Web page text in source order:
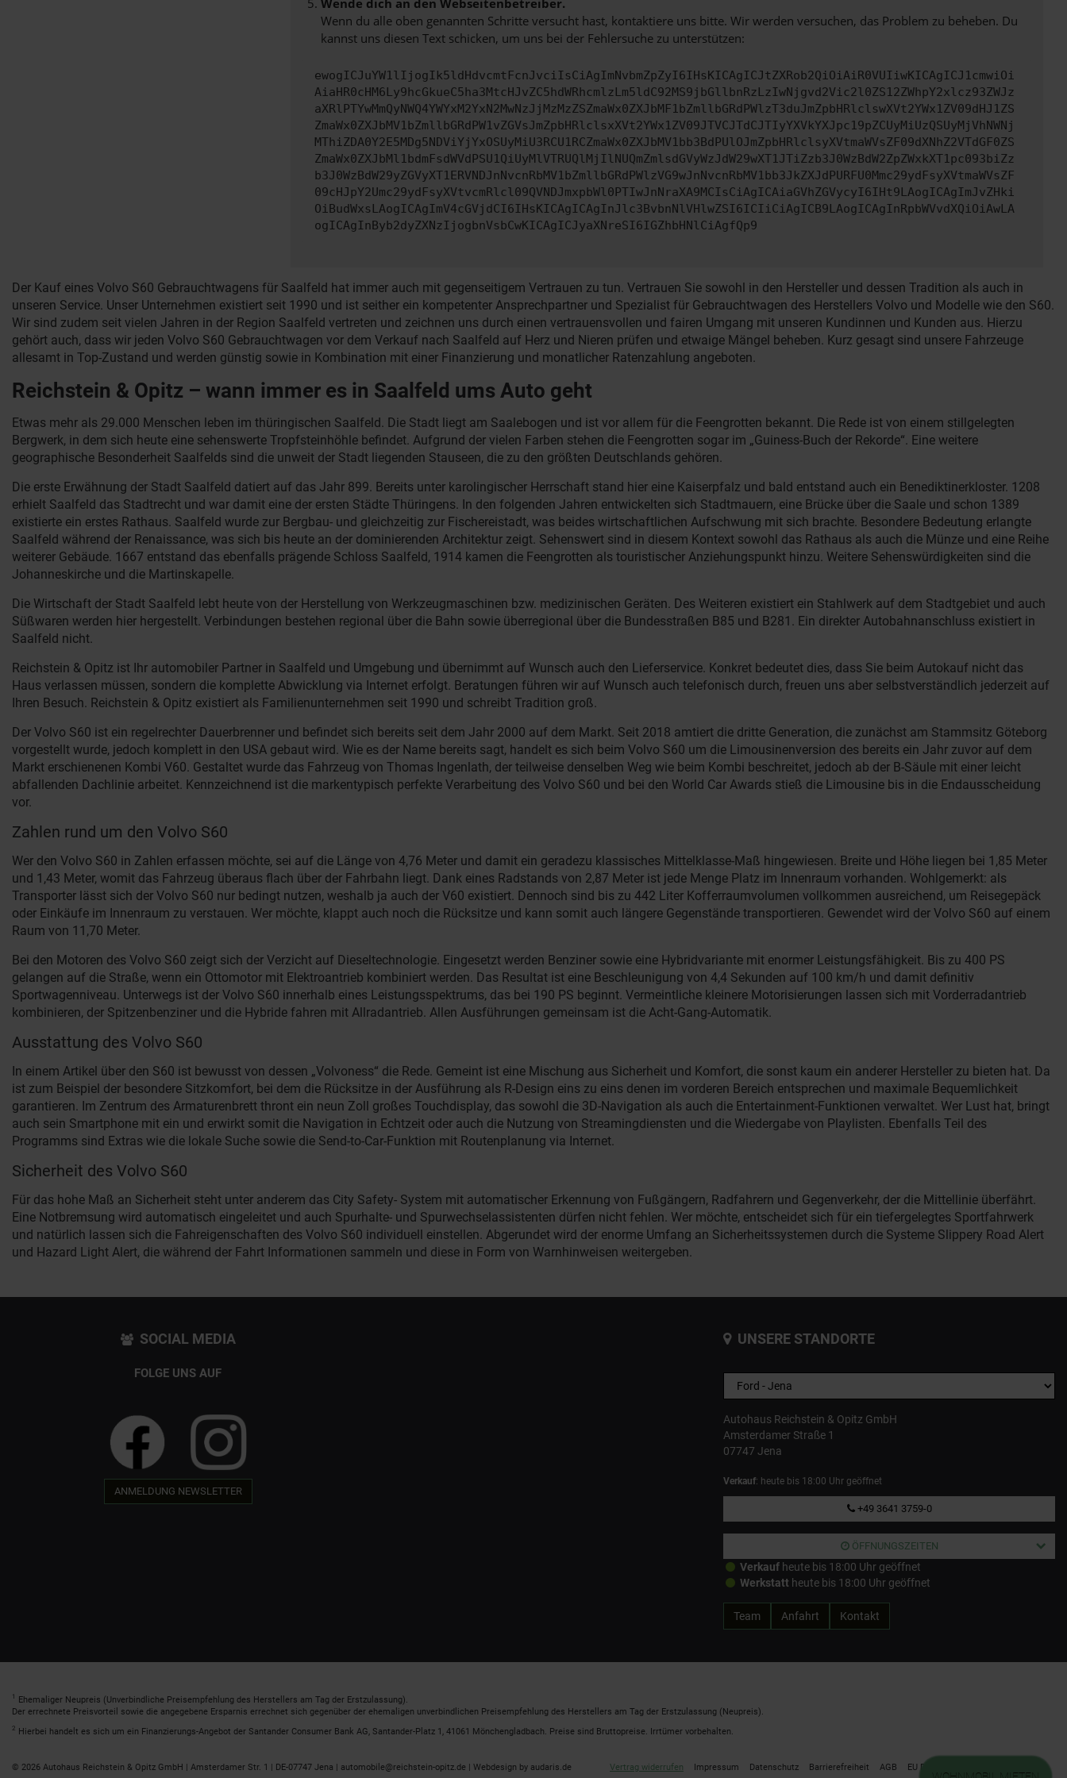
Wende dich an den Webseitenbetreiber.
Wenn du alle oben genannten Schritte versucht hast, kontaktiere uns bitte. Wir werden versuchen, das Problem zu beheben. Du
kannst uns diesen Text schicken, um uns bei der Fehlersuche zu unterstützen:
ewogICJuYW1lIjogIk5ldHdvcmtFcnJvciIsCiAgImNvbmZpZyI6IHsKICAgICJtZXRob2QiOiAiR0VUIiwKICAgICJ1cmwiOi
AiaHR0cHM6Ly9hcGkueC5ha3MtcHJvZC5hdWRhcmlzLm5ldC92MS9jbGllbnRzLzIwNjgvd2Vic2l0ZS12ZWhpY2xlcz93ZWJz
aXRlPTYwMmQyNWQ4YWYxM2YxN2MwNzJjMzMzZSZmaWx0ZXJbMF1bZmllbGRdPWlzT3duJmZpbHRlclswXVt2YWx1ZV09dHJ1ZS
ZmaWx0ZXJbMV1bZmllbGRdPW1vZGVsJmZpbHRlclsxXVt2YWx1ZV09JTVCJTdCJTIyYXVkYXJpc19pZCUyMiUzQSUyMjVhNWNj
MThiZDA0Y2E5MDg5NDViYjYxOSUyMiU3RCU1RCZmaWx0ZXJbMV1bb3BdPUlOJmZpbHRlclsyXVtmaWVsZF09dXNhZ2VTdGF0ZS
ZmaWx0ZXJbMl1bdmFsdWVdPSU1QiUyMlVTRUQlMjIlNUQmZmlsdGVyWzJdW29wXT1JTiZzb3J0WzBdW2ZpZWxkXT1pc093biZz
b3J0WzBdW29yZGVyXT1ERVNDJnNvcnRbMV1bZmllbGRdPWlzVG9wJnNvcnRbMV1bb3JkZXJdPURFU0Mmc29ydFsyXVtmaWVsZF
09cHJpY2Umc29ydFsyXVtvcmRlcl09QVNDJmxpbWl0PTIwJnNraXA9MCIsCiAgICAiaGVhZGVycyI6IHt9LAogICAgImJvZHki
OiBudWxsLAogICAgImV4cGVjdCI6IHsKICAgICAgInJlc3BvbnNlVHlwZSI6ICIiCiAgICB9LAogICAgInRpbWVvdXQiOiAwLA
ogICAgInByb2dyZXNzIjogbnVsbCwKICAgICJyaXNreSI6IGZhbHNlCiAgfQp9
Der Kauf eines Volvo S60 Gebrauchtwagens für Saalfeld hat immer auch mit gegenseitigem Vertrauen zu tun. Vertrauen Sie sowohl in den Hersteller und dessen Tradition als auch in
unseren Service. Unser Unternehmen existiert seit 1990 und ist seither ein kompetenter Ansprechpartner und Spezialist für Gebrauchtwagen des Herstellers Volvo und Modelle wie den S60.
Wir sind zudem seit vielen Jahren in der Region Saalfeld vertreten und zeichnen uns durch einen vertrauensvollen und fairen Umgang mit unseren Kundinnen und Kunden aus. Hierzu
gehört auch, dass wir jeden Volvo S60 Gebrauchtwagen vor dem Verkauf nach Saalfeld auf Herz und Nieren prüfen und etwaige Mängel beheben. Kurz gesagt sind unsere Fahrzeuge
allesamt in Top-Zustand und werden günstig sowie in Kombination mit einer Finanzierung und monatlicher Ratenzahlung angeboten.
Reichstein & Opitz – wann immer es in Saalfeld ums Auto geht
Etwas mehr als 29.000 Menschen leben im thüringischen Saalfeld. Die Stadt liegt am Saalebogen und ist vor allem für die Feengrotten bekannt. Die Rede ist von einem stillgelegten
Bergwerk, in dem sich heute eine sehenswerte Tropfsteinhöhle befindet. Aufgrund der vielen Farben stehen die Feengrotten sogar im „Guiness-Buch der Rekorde“. Eine weitere
geographische Besonderheit Saalfelds sind die unweit der Stadt liegenden Stauseen, die zu den größten Deutschlands gehören.
Die erste Erwähnung der Stadt Saalfeld datiert auf das Jahr 899. Bereits unter karolingischer Herrschaft stand hier eine Kaiserpfalz und bald entstand auch ein Benediktinerkloster. 1208
erhielt Saalfeld das Stadtrecht und war damit eine der ersten Städte Thüringens. In den folgenden Jahren entwickelten sich Stadtmauern, eine Brücke über die Saale und schon 1389
existierte ein erstes Rathaus. Saalfeld wurde zur Bergbau- und gleichzeitig zur Fischereistadt, was beides wirtschaftlichen Aufschwung mit sich brachte. Besondere Bedeutung erlangte
Saalfeld während der Renaissance, was sich bis heute an der dominierenden Architektur zeigt. Sehenswert sind in diesem Kontext sowohl das Rathaus als auch die Münze und eine Reihe
weiterer Gebäude. 1667 entstand das ebenfalls prägende Schloss Saalfeld, 1914 kamen die Feengrotten als touristischer Anziehungspunkt hinzu. Weitere Sehenswürdigkeiten sind die
Johanneskirche und die Martinskapelle.
Die Wirtschaft der Stadt Saalfeld lebt heute von der Herstellung von Werkzeugmaschinen bzw. medizinischen Geräten. Des Weiteren existiert ein Stahlwerk auf dem Stadtgebiet und auch
Süßwaren werden hier hergestellt. Verbindungen bestehen regional über die Bahn sowie überregional über die Bundesstraßen B85 und B281. Ein direkter Autobahnanschluss existiert in
Saalfeld nicht.
Reichstein & Opitz ist Ihr automobiler Partner in Saalfeld und Umgebung und übernimmt auf Wunsch auch den Lieferservice. Konkret bedeutet dies, dass Sie beim Autokauf nicht das
Haus verlassen müssen, sondern die komplette Abwicklung via Internet erfolgt. Beratungen führen wir auf Wunsch auch telefonisch durch, freuen uns aber selbstverständlich jederzeit auf
Ihren Besuch. Reichstein & Opitz existiert als Familienunternehmen seit 1990 und schreibt Tradition groß.
Der Volvo S60 ist ein regelrechter Dauerbrenner und befindet sich bereits seit dem Jahr 2000 auf dem Markt. Seit 2018 amtiert die dritte Generation, die zunächst am Stammsitz Göteborg
vorgestellt wurde, jedoch komplett in den USA gebaut wird. Wie es der Name bereits sagt, handelt es sich beim Volvo S60 um die Limousinenversion des bereits ein Jahr zuvor auf dem
Markt erschienenen Kombi V60. Gestaltet wurde das Fahrzeug von Thomas Ingenlath, der teilweise denselben Weg wie beim Kombi beschreitet, jedoch ab der B-Säule mit einer leicht
abfallenden Dachlinie arbeitet. Kennzeichnend ist die markentypisch perfekte Verarbeitung des Volvo S60 und bei den World Car Awards stieß die Limousine bis in die Endausscheidung
vor.
Zahlen rund um den Volvo S60
Wer den Volvo S60 in Zahlen erfassen möchte, sei auf die Länge von 4,76 Meter und damit ein geradezu klassisches Mittelklasse-Maß hingewiesen. Breite und Höhe liegen bei 1,85 Meter
und 1,43 Meter, womit das Fahrzeug überaus flach über der Fahrbahn liegt. Dank eines Radstands von 2,87 Meter ist jede Menge Platz im Innenraum vorhanden. Wohlgemerkt: als
Transporter lässt sich der Volvo S60 nur bedingt nutzen, weshalb ja auch der V60 existiert. Dennoch sind bis zu 442 Liter Kofferraumvolumen vollkommen ausreichend, um Reisegepäck
oder Einkäufe im Innenraum zu verstauen. Wer möchte, klappt auch noch die Rücksitze und kann somit auch längere Gegenstände transportieren. Gewendet wird der Volvo S60 auf einem
Raum von 11,70 Meter.
Bei den Motoren des Volvo S60 zeigt sich der Verzicht auf Dieseltechnologie. Eingesetzt werden Benziner sowie eine Hybridvariante mit enormer Leistungsfähigkeit. Bis zu 400 PS
gelangen auf die Straße, wenn ein Ottomotor mit Elektroantrieb kombiniert werden. Das Resultat ist eine Beschleunigung von 4,4 Sekunden auf 100 km/h und damit definitiv
Sportwagenniveau. Unterwegs ist der Volvo S60 innerhalb eines Leistungsspektrums, das bei 190 PS beginnt. Vermeintliche kleinere Motorisierungen lassen sich mit Vorderradantrieb
kombinieren, der Spitzenbenziner und die Hybride fahren mit Allradantrieb. Allen Ausführungen gemeinsam ist die Acht-Gang-Automatik.
Ausstattung des Volvo S60
In einem Artikel über den S60 ist bewusst von dessen „Volvoness“ die Rede. Gemeint ist eine Mischung aus Sicherheit und Komfort, die sonst kaum ein anderer Hersteller zu bieten hat. Da
ist zum Beispiel der besondere Sitzkomfort, bei dem die Rücksitze in der Ausführung als R-Design eins zu eins denen im vorderen Bereich entsprechen und maximale Bequemlichkeit
garantieren. Im Zentrum des Armaturenbrett thront ein neun Zoll großes Touchdisplay, das sowohl die 3D-Navigation als auch die Entertainment-Funktionen verwaltet. Wer Lust hat, bringt
auch sein Smartphone mit ein und erwirkt somit die Navigation in Echtzeit oder auch die Nutzung von Streamingdiensten und die Wiedergabe von Playlisten. Ebenfalls Teil des
Programms sind Extras wie die lokale Suche sowie die Send-to-Car-Funktion mit Routenplanung via Internet.
Sicherheit des Volvo S60
Für das hohe Maß an Sicherheit steht unter anderem das City Safety- System mit automatischer Erkennung von Fußgängern, Radfahrern und Gegenverkehr, der die Mittellinie überfährt.
Eine Notbremsung wird automatisch eingeleitet und auch Spurhalte- und Spurwechselassistenten dürfen nicht fehlen. Wer möchte, entscheidet sich für ein tiefergelegtes Sportfahrwerk
und natürlich lassen sich die Fahreigenschaften des Volvo S60 individuell einstellen. Abgerundet wird der enorme Umfang an Sicherheitssystemen durch die Systeme Slippery Road Alert
und Hazard Light Alert, die während der Fahrt Informationen sammeln und diese in Form von Warnhinweisen weitergeben.
SOCIAL MEDIA
FOLGE UNS AUF
ANMELDUNG NEWSLETTER
UNSERE STANDORTE
Autohaus Reichstein & Opitz GmbH
Amsterdamer Straße 1
07747 Jena
Verkauf: heute bis 18:00 Uhr geöffnet
+49 3641 3759-0
ÖFFNUNGSZEITEN
Verkauf heute bis 18:00 Uhr geöffnet
Werkstatt heute bis 18:00 Uhr geöffnet
Team Anfahrt Kontakt
1 Ehemaliger Neupreis (Unverbindliche Preisempfehlung des Herstellers am Tag der Erstzulassung).
Der errechnete Preisvorteil sowie die angegebene Ersparnis errechnet sich gegenüber der ehemaligen unverbindlichen Preisempfehlung des Herstellers am Tag der Erstzulassung (Neupreis).
2 Hierbei handelt es sich um ein Finanzierungs-Angebot der Santander Consumer Bank AG, Santander-Platz 1, 41061 Mönchengladbach. Preise sind Bruttopreise. Irrtümer vorbehalten.
Vertrag widerrufen Impressum Datenschutz Barrierefreiheit AGB EU Data Act
© 2026 Autohaus Reichstein & Opitz GmbH | Amsterdamer Str. 1 | DE-07747 Jena | automobile@reichstein-opitz.de | Webdesign by audaris.de